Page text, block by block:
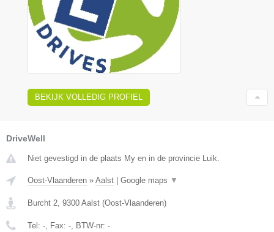
BEKIJK VOLLEDIG PROFIEL
DriveWell
Niet gevestigd in de plaats My en in de provincie Luik.
Oost-Vlaanderen » Aalst | Google maps ▼
Burcht 2 9300 Aalst (Oost-Vlaanderen)
Tel: - , Fax: - , BTW-nr: -